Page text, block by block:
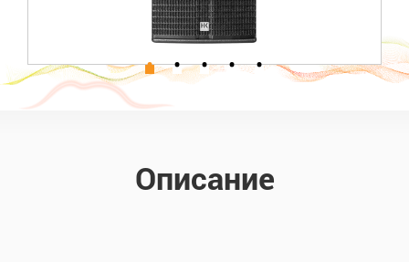
Описание